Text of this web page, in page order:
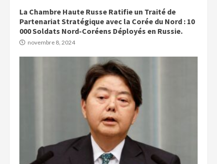
La Chambre Haute Russe Ratifie un Traité de
Partenariat Stratégique avec la Corée du Nord : 10
000 Soldats Nord-Coréens Déployés en Russie.
novembre 8, 2024